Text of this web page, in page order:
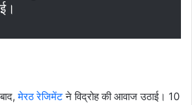
मेरठ रेजिमेंटने विद्रोह की आवाज उठाई। 10